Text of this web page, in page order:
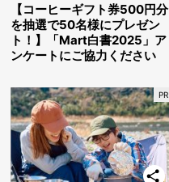
【コーヒーギフト券500円分
を抽選で50名様にプレゼン
ト！】「Mart白書2025」ア
ンケートにご協力ください